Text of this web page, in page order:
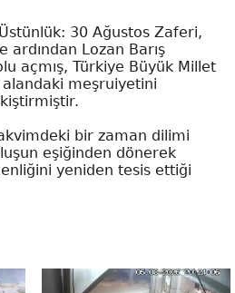
30 Ağustos Zaferi,
ardından Lozan Barış
açmış, Türkiye Büyük Millet
alandaki meşruiyetini
bir zaman dilimi
eşiğinden dönerek
yeniden tesis ettiği